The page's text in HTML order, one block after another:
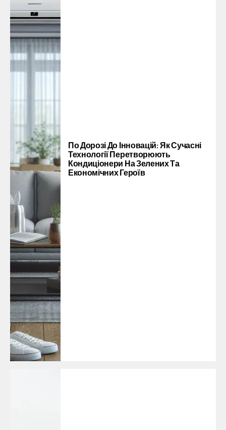
По Дорозі До Інновацій: Як Сучасні
Технології Перетворюють
Кондиціонери На Зелених Та
Економічних Героїв